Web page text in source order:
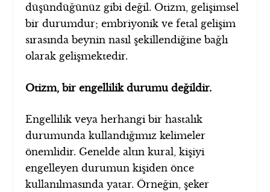
düşündüğünüz gibi değil. Otizm, gelişimsel
bir durumdur; embriyonik ve fetal gelişim
sırasında beynin nasıl şekillendiğine bağlı
olarak gelişmektedir.
Otizm, bir engellilik durumu değildir.
Engellilik veya herhangi bir hastalık
durumunda kullandığımız kelimeler
önemlidir. Genelde altın kural, kişiyi
engelleyen durumun kişiden önce
kullanılmasında yatar. Örneğin, şeker